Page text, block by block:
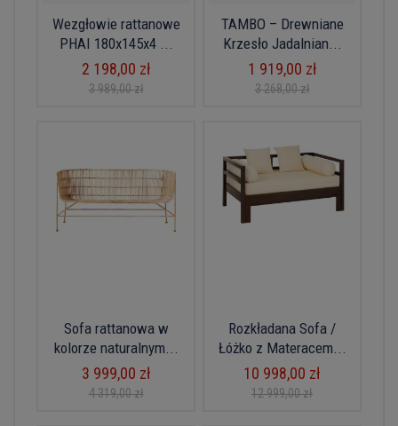
Wezgłowie rattanowe
PHAI 180x145x4 ...
2 198,00 zł
3 989,00 zł
TAMBO – Drewniane
Krzesło Jadalnian...
1 919,00 zł
3 268,00 zł
Sofa rattanowa w
kolorze naturalnym...
3 999,00 zł
4 319,00 zł
Rozkładana Sofa /
Łóżko z Materacem...
10 998,00 zł
12 999,00 zł